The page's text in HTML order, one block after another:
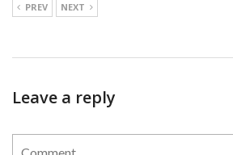
PREV NEXT
Leave a reply